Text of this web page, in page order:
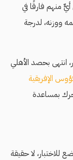
منهم فارقًا في
ووزنه، لدرجة
فإن موسم 1984-1985 المذكور، انتهى بحصد الأهلي
الإفريقية
بمساعدة
للاختبار، لا حقيقة